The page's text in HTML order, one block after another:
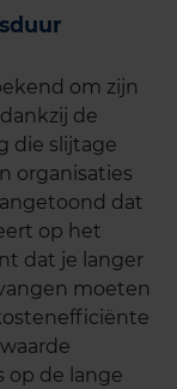
om zijn
de
die slijtage
organisaties
dat
op het
dat je langer
moeten
op de lange